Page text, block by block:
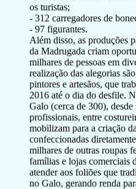
os turistas;
- 312 carregadores de
- 97 figurantes.
Além disso, as produções
da Madrugada criam
milhares de pessoas em
realização das alegorias
pintores e artesãos, que
2016 até o dia do desfile.
Galo (cerca de 300),
profissionais, entre
mobilizam para a criação
confeccionadas
milhares de outras roupas
famílias e lojas comerciais
atender aos foliões que
no Galo, gerando renda